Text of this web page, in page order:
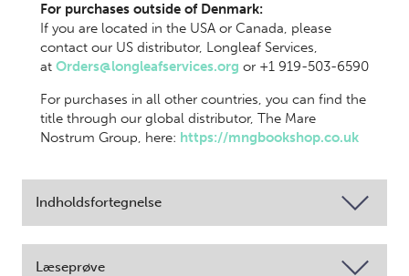
For purchases outside of Denmark:
If you are located in the USA or Canada, please
contact our US distributor, Longleaf Services,
at Orders@longleafservices.org or +1 919-503-6590
For purchases in all other countries, you can find the
title through our global distributor, The Mare
Nostrum Group, here: https://mngbookshop.co.uk
Indholdsfortegnelse
Læseprøve